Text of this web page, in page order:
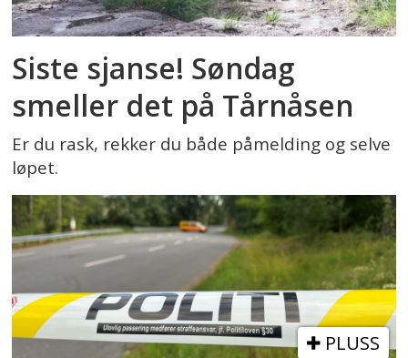
Siste sjanse! Søndag
smeller det på Tårnåsen
Er du rask, rekker du både påmelding og selve
løpet.
PLUSS